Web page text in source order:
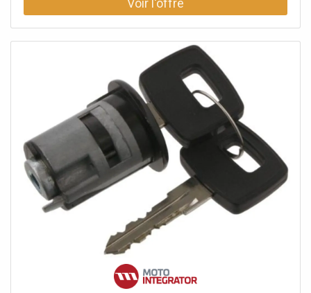
la teinture ou la peinture. AXI Outdoor Living Complètez
nos produits d'extérieur. Que vous cherchiez une table de
pique-nique tendance, un parasol de haute qualité ou une
chaise longue confortable. Avec AXI Outdoor Living, vous
pouvez profiter de votre propre coin de nature tout au
long de l'année ! Caractéristiques * Armoire de jardin en
métal de première qualité. * Pratique comme espace de
rangement pour tous vos outils de jardin ou autres
fournitures. * Offre beaucoup d'espace, à savoir 1,3 m³
ou 1300 litres¬. * La surface au sol est d'environ un mètre
carré, ce qui permet à l'armoire de s'intégrer dans
n'importe quel jardin. * Grâce au toit incliné, l'eau ne
restera pas sur votre toit. * Serrure à poignée tournante
avec 2 clés. * Acier galvanisé durable avec revêtement en
poudre anthracite. * Instructions claires. * Montage sur
une fondation en bois, en béton ou en pavé pour éviter les
dégâts causés par les tempêtes. * Garantie de 2 ans.
Dimensions de